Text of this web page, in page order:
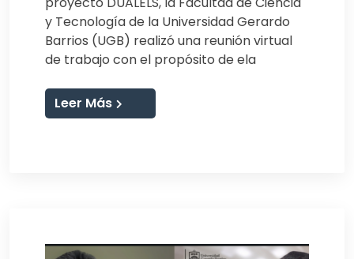
y Tecnología de la Universidad Gerardo
Barrios (UGB) realizó una reunión virtual
de trabajo con el propósito de ela
Leer Más